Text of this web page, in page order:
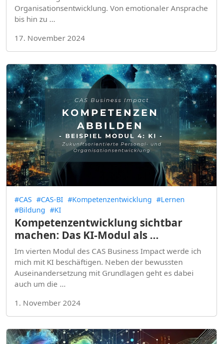
Organisationsentwicklung. Von emotionaler Ansprache
bis hin zu …
17. November 2024
#CAS #CAS-BI #Kompetenzentwicklung #Lernen
#Bildung #KI
Kompetenzentwicklung sichtbar
machen: Das KI-Modul als …
Im vierten Modul des CAS Business Impact werde ich
mich mit KI beschäftigen. Neben der bewussten
Auseinandersetzung mit Grundlagen geht es dabei
auch um die …
1. November 2024